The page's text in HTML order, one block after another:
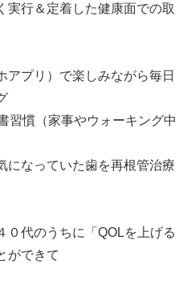
実行＆定着した健康面での取
アプリ）で楽しみながら毎日
習慣（家事やウォーキング中
になっていた歯を再根管治療
０代のうちに「QOLを上げる
ができて